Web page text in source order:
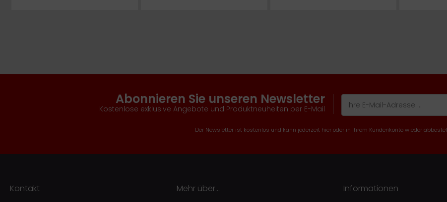
Abonnieren Sie unseren Newsletter
Kostenlose exklusive Angebote und Produktneuheiten per E-Mail
Der Newsletter ist kostenlos und kann jederzeit hier oder in Ihrem Kundenkonto wieder
Kontakt Mehr über... Informationen